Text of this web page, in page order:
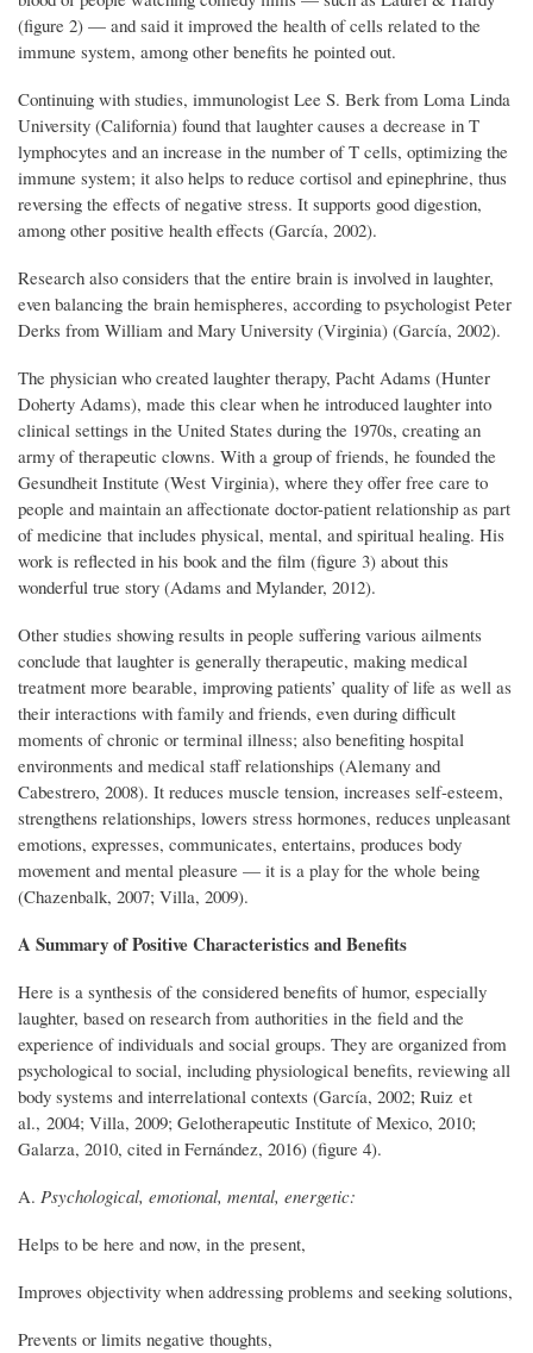
(figure 2) — and said it improved the health of cells related to the
immune system, among other benefits he pointed out.
Continuing with studies, immunologist Lee S. Berk from Loma Linda
University (California) found that laughter causes a decrease in T
lymphocytes and an increase in the number of T cells, optimizing the
immune system; it also helps to reduce cortisol and epinephrine, thus
reversing the effects of negative stress. It supports good digestion,
among other positive health effects (García, 2002).
Research also considers that the entire brain is involved in laughter,
even balancing the brain hemispheres, according to psychologist Peter
Derks from William and Mary University (Virginia) (García, 2002).
The physician who created laughter therapy, Pacht Adams (Hunter
Doherty Adams), made this clear when he introduced laughter into
clinical settings in the United States during the 1970s, creating an
army of therapeutic clowns. With a group of friends, he founded the
Gesundheit Institute (West Virginia), where they offer free care to
people and maintain an affectionate doctor-patient relationship as part
of medicine that includes physical, mental, and spiritual healing. His
work is reflected in his book and the film (figure 3) about this
wonderful true story (Adams and Mylander, 2012).
Other studies showing results in people suffering various ailments
conclude that laughter is generally therapeutic, making medical
treatment more bearable, improving patients’ quality of life as well as
their interactions with family and friends, even during difficult
moments of chronic or terminal illness; also benefiting hospital
environments and medical staff relationships (Alemany and
Cabestrero, 2008). It reduces muscle tension, increases self-esteem,
strengthens relationships, lowers stress hormones, reduces unpleasant
emotions, expresses, communicates, entertains, produces body
movement and mental pleasure — it is a play for the whole being
(Chazenbalk, 2007; Villa, 2009).
A Summary of Positive Characteristics and Benefits
Here is a synthesis of the considered benefits of humor, especially
laughter, based on research from authorities in the field and the
experience of individuals and social groups. They are organized from
psychological to social, including physiological benefits, reviewing all
body systems and interrelational contexts (García, 2002; Ruiz et
al., 2004; Villa, 2009; Gelotherapeutic Institute of Mexico, 2010;
Galarza, 2010, cited in Fernández, 2016) (figure 4).
A. Psychological, emotional, mental, energetic:
Helps to be here and now, in the present,
Improves objectivity when addressing problems and seeking solutions,
Prevents or limits negative thoughts,